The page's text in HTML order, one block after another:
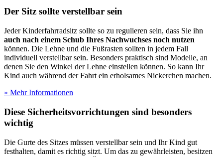
Der Sitz sollte verstellbar sein
Jeder Kinderfahrradsitz sollte so zu regulieren sein, dass Sie ihn
auch nach einem Schub Ihres Nachwuchses noch nutzen
können. Die Lehne und die Fußrasten sollten in jedem Fall
individuell verstellbar sein. Besonders praktisch sind Modelle, an
denen Sie den Winkel der Lehne einstellen können. So kann Ihr
Kind auch während der Fahrt ein erholsames Nickerchen machen.
» Mehr Informationen
Diese Sicherheitsvorrichtungen sind besonders
wichtig
Die Gurte des Sitzes müssen verstellbar sein und Ihr Kind gut
festhalten, damit es richtig sitzt. Um das zu gewährleisten, besitzen